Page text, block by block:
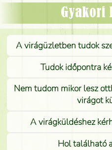
Gyakori
A virágüzletben tudok
Tudok időpontra
Nem tudom mikor lesz
virágot
A virágküldéshez
Hol található